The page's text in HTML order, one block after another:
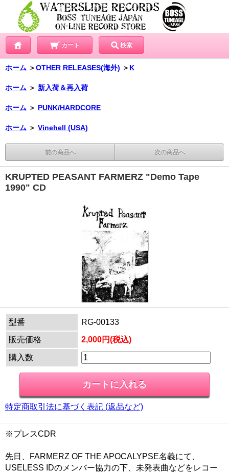
カート 検索
ホーム ＞OTHER RELEASES(海外) ＞ K
ホーム ＞ 新入荷＆再入荷
ホーム ＞ PUNK/HARDCORE
ホーム ＞ Vinehell (USA)
前の商品へ 次の商品へ
KRUPTED PEASANT FARMERZ "Demo Tape
1990" CD
型番
RG-00133
販売価格
2,000円(税込)
購入数
特定商取引法に基づく表記 (返品など)
※プレスCDR
先日、FARMERZ OF THE APOCALYPSE名義にて、
USELESS IDのメンバー協力の下、未発表曲などをレコー